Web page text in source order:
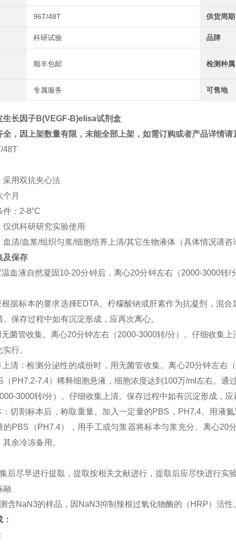
96T/48T 供货周期
科研试验 品牌
顺丰包邮 检测种属
专属服务 可售地
生长因子B(VEGF-B)elisa试剂盒
全，因上架数量有限，未能全部上架，如需订购或者产品详情请
48T
采用双抗夹心法
月
： 2-8°C
仅供科研研究实验使用
血清/血浆/组织匀浆/细胞培养上清/其它生物液体（具体情况请咨
及保存
温血液自然凝固10-20分钟后，离心20分钟左右（2000-3000转
根据标本的要求选择EDTA、柠檬酸钠或肝素作为抗凝剂，混
保存过程中如有沉淀形成，应再次离心。
菌管收集。离心20分钟左右（2000-3000转/分）。仔细收集
行。
清：检测分泌性的成份时，用无菌管收集。离心20分钟左右
（PH7.2-7.4）稀释细胞悬液，细胞浓度达到100万/ml左右。通
3000转/分）。仔细收集上清。保存过程中如有沉淀形成，应
：切割标本后，称取重量。加入一定量的PBS，PH7.4。用液
的PBS（PH7.4），用手工或匀浆器将标本匀浆充分。离心20
余冷冻备用。
后尽早进行提取，提取按相关文献进行，提取后应尽快进行
融
含NaN3的样品，因NaN3抑制辣根过氧化物酶的（HRP）活性。